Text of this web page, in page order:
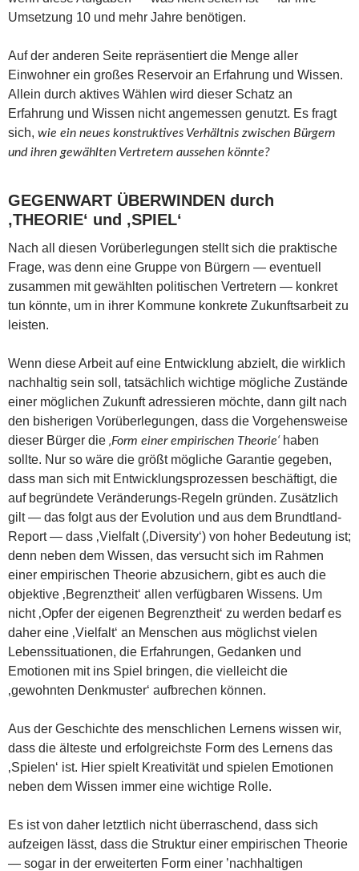
Umsetzung 10 und mehr Jahre benötigen.
Auf der anderen Seite repräsentiert die Menge aller
Einwohner ein großes Reservoir an Erfahrung und Wissen.
Allein durch aktives Wählen wird dieser Schatz an
Erfahrung und Wissen nicht angemessen genutzt. Es fragt
sich, wie ein neues konstruktives Verhältnis zwischen Bürgern
und ihren gewählten Vertretern aussehen könnte?
GEGENWART ÜBERWINDEN durch
‚THEORIE‘ und ‚SPIEL‘
Nach all diesen Vorüberlegungen stellt sich die praktische
Frage, was denn eine Gruppe von Bürgern — eventuell
zusammen mit gewählten politischen Vertretern — konkret
tun könnte, um in ihrer Kommune konkrete Zukunftsarbeit zu
leisten.
Wenn diese Arbeit auf eine Entwicklung abzielt, die wirklich
nachhaltig sein soll, tatsächlich wichtige mögliche Zustände
einer möglichen Zukunft adressieren möchte, dann gilt nach
den bisherigen Vorüberlegungen, dass die Vorgehensweise
dieser Bürger die ‚Form einer empirischen Theorie‘haben
sollte. Nur so wäre die größt mögliche Garantie gegeben,
dass man sich mit Entwicklungsprozessen beschäftigt, die
auf begründete Veränderungs-Regeln gründen. Zusätzlich
gilt — das folgt aus der Evolution und aus dem Brundtland-
Report — dass ‚Vielfalt (‚Diversity‘) von hoher Bedeutung ist;
denn neben dem Wissen, das versucht sich im Rahmen
einer empirischen Theorie abzusichern, gibt es auch die
objektive ‚Begrenztheit‘ allen verfügbaren Wissens. Um
nicht ‚Opfer der eigenen Begrenztheit‘ zu werden bedarf es
daher eine ‚Vielfalt‘ an Menschen aus möglichst vielen
Lebenssituationen, die Erfahrungen, Gedanken und
Emotionen mit ins Spiel bringen, die vielleicht die
‚gewohnten Denkmuster‘ aufbrechen können.
Aus der Geschichte des menschlichen Lernens wissen wir,
dass die älteste und erfolgreichste Form des Lernens das
‚Spielen‘ ist. Hier spielt Kreativität und spielen Emotionen
neben dem Wissen immer eine wichtige Rolle.
Es ist von daher letztlich nicht überraschend, dass sich
aufzeigen lässt, dass die Struktur einer empirischen Theorie
— sogar in der erweiterten Form einer ’nachhaltigen